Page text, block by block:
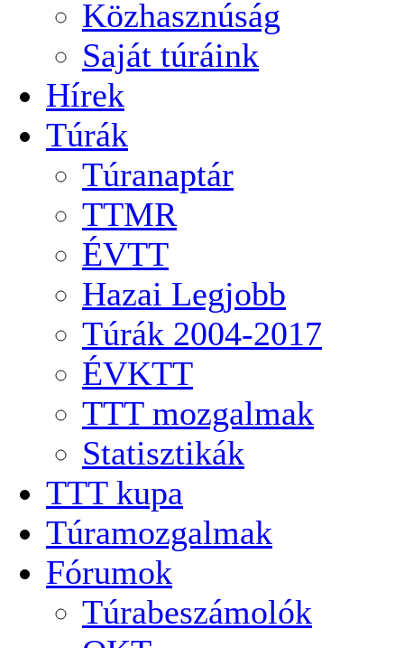
Közhasznúság
Saját túráink
Hírek
Túrák
Túranaptár
TTMR
ÉVTT
Hazai Legjobb
Túrák 2004-2017
ÉVKTT
TTT mozgalmak
Statisztikák
TTT kupa
Túramozgalmak
Fórumok
Túrabeszámolók